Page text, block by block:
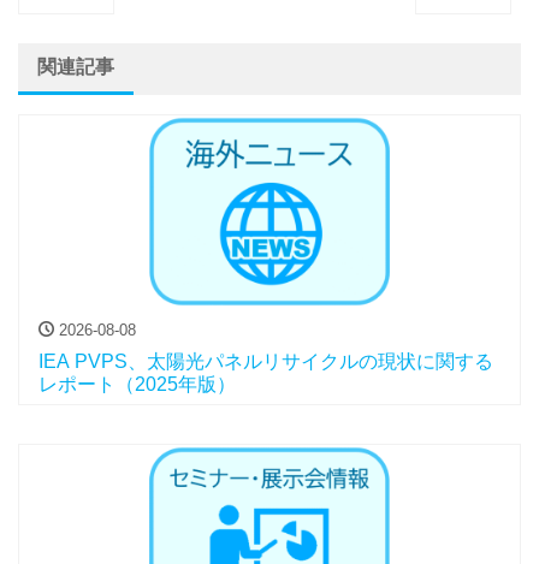
関連記事
2026-08-08
IEA PVPS、太陽光パネルリサイクルの現状に関する
レポート（2025年版）